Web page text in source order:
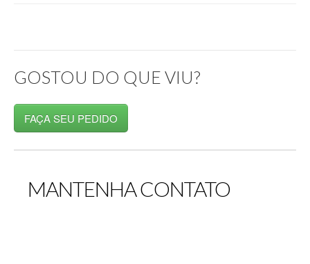
GOSTOU DO QUE VIU?
FAÇA SEU PEDIDO
MANTENHA CONTATO